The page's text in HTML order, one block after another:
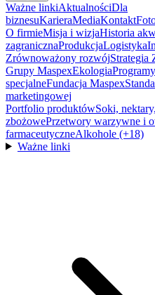
Ważne linkiAktualnościDla
biznesuKarieraMediaKontakt
O firmieMisja i wizjaHistoria
zagranicznaProdukcjaLogistyka
Zrównoważony rozwójStrategia
Grupy MaspexEkologia
specjalneFundacja Maspex
marketingowej
Portfolio produktówSoki,
zbożowePrzetwory warzywne i
farmaceutyczneAlkohole (+18)
Ważne linki